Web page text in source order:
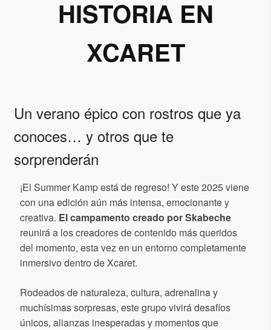
HISTORIA EN
XCARET
Un verano épico con rostros que ya
conoces… y otros que te
sorprenderán
¡El Summer Kamp está de regreso! Y este 2025 viene
con una edición aún más intensa, emocionante y
creativa. El campamento creado por Skabeche
reunirá a los creadores de contenido más queridos
del momento, esta vez en un entorno completamente
inmersivo dentro de Xcaret.
Rodeados de naturaleza, cultura, adrenalina y
muchísimas sorpresas, este grupo vivirá desafíos
únicos, alianzas inesperadas y momentos que